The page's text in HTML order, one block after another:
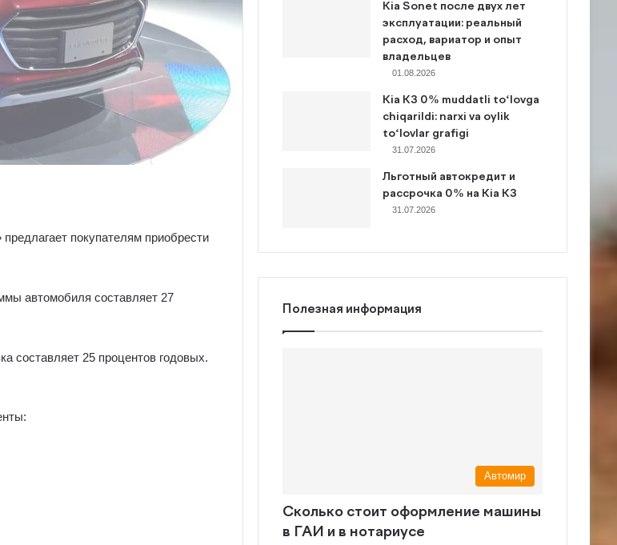
предлагает покупателям приобрести
автомобиля составляет 27
составляет 25 процентов годовых.
Kia Sonet после двух лет
эксплуатации: реальный
расход, вариатор и опыт
владельцев
01.08.2026
Kia K3 0% muddatli to‘lovga
chiqarildi: narxi va oylik
to‘lovlar grafigi
31.07.2026
Льготный автокредит и
рассрочка 0% на Kia K3
31.07.2026
Полезная информация
Автомир
Сколько стоит оформление машины
в ГАИ и в нотариусе